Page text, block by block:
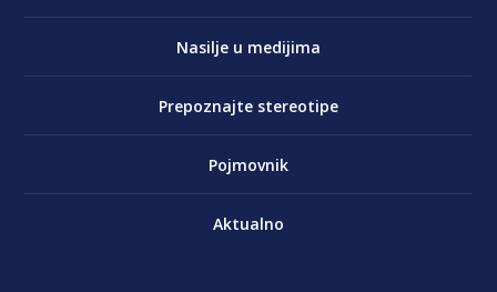
Nasilje u medijima
Prepoznajte stereotipe
Pojmovnik
Aktualno